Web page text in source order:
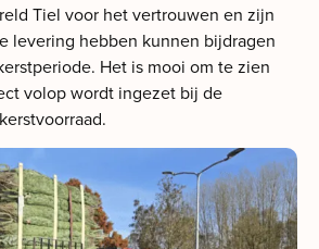
Tiel voor het vertrouwen en zijn
levering hebben kunnen bijdragen
Het is mooi om te zien
volop wordt ingezet bij de